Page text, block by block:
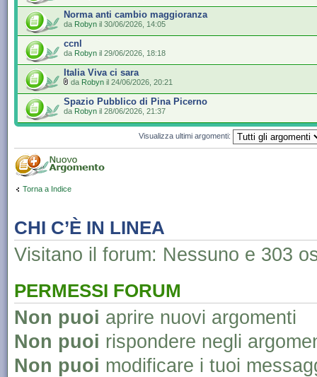
Norma anti cambio maggioranza
da Robyn il 30/06/2026, 14:05
ccnl
da Robyn il 29/06/2026, 18:18
Italia Viva ci sara
da Robyn il 24/06/2026, 20:21
Spazio Pubblico di Pina Picerno
da Robyn il 28/06/2026, 21:37
Visualizza ultimi argomenti:
Torna a Indice
CHI C’È IN LINEA
Visitano il forum: Nessuno e 303
PERMESSI FORUM
Non puoi aprire nuovi argomenti
Non puoi rispondere negli
Non puoi modificare i tuoi